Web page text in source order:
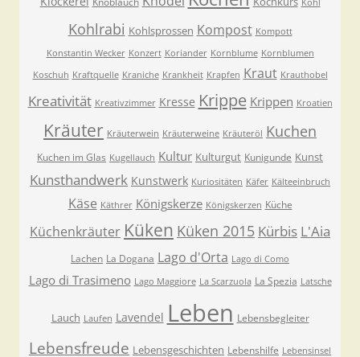
Kohl
Kohlrabi Kohlsprossen Kompost Kompott
Konstantin Wecker Konzert Koriander Kornblume Kornblumen
Koschuh Kraftquelle Kraniche Krankheit Krapfen Kraut Krauthobel
Kreativität Kreativzimmer Kresse Krippe Krippen Kroatien
Kräuter Kräuterwein Kräuterweine Kräuteröl Kuchen
Kuchen im Glas Kugellauch Kultur Kulturgut Kunigunde Kunst
Kunsthandwerk Kunstwerk Kuriositäten Käfer Kälteeinbruch
Käse Käthrer Königskerze Königskerzen Küche
Küchenkräuter Küken Küken 2015 Kürbis L'Aia
Lachen La Dogana Lago d'Orta Lago di Como
Lago di Trasimeno Lago Maggiore La Scarzuola La Spezia Latsche
Lauch Laufen Lavendel Leben Lebensbegleiter
Lebensfreude Lebensgeschichten Lebenshilfe Lebensinsel